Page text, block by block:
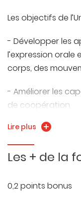
- L’exploration
définir comme
dans ses
risque sont une
source de
beaucoup
L’interprétation
travail sur les
Les objectifs de
- Développer les
l’expression
corps, des
- Améliorer les
de coopération
- Apprendre à
comme source
Lire plus
Les + de la
0,2 points bonus